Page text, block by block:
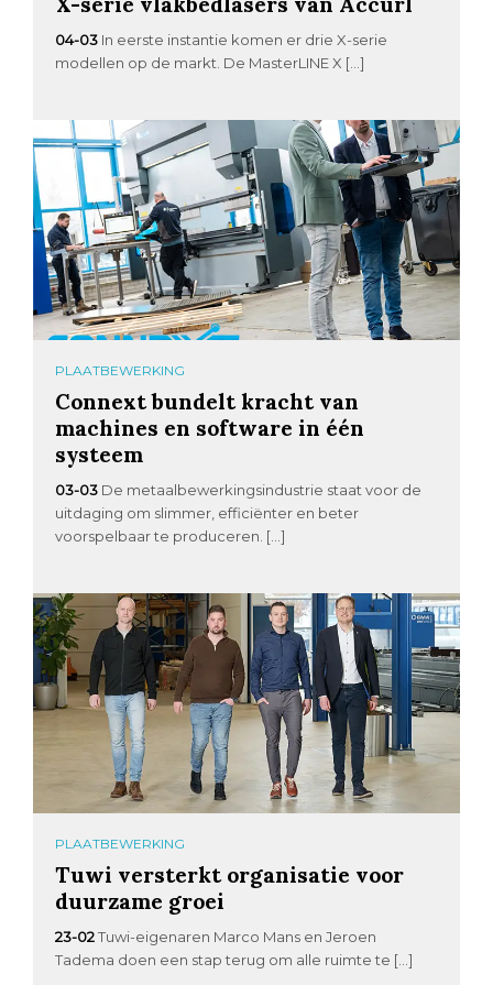
04-03 In eerste instantie komen er drie X-serie
modellen op de markt. De MasterLINE X […]
PLAATBEWERKING
Connext bundelt kracht van
machines en software in één
systeem
03-03 De metaalbewerkingsindustrie staat voor de
uitdaging om slimmer, efficiënter en beter
voorspelbaar te produceren. […]
PLAATBEWERKING
Tuwi versterkt organisatie voor
duurzame groei
23-02 Tuwi-eigenaren Marco Mans en Jeroen
Tadema doen een stap terug om alle ruimte te […]